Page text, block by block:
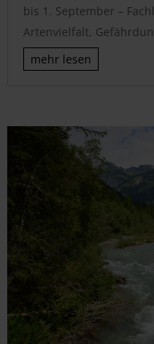
bis 1. September –
Artenvielfalt,
mehr lesen